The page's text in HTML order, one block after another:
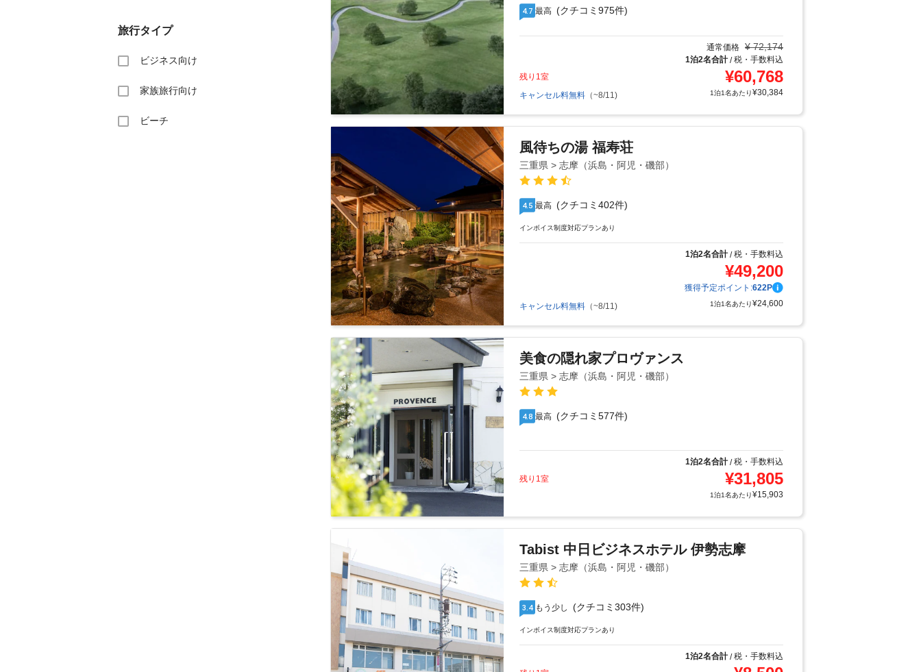
旅行タイプ
ビジネス向け
家族旅行向け
ビーチ
4.7 最高 (クチコミ975件)
通常価格 ¥ 72,174
1泊2名合計/税・手数料込
残り1室
¥60,768
キャンセル料無料 （~8/11) 1泊1名あたり¥30,384
風待ちの湯 福寿荘
三重県 > 志摩（浜島・阿児・磯部）
4.5 最高 (クチコミ402件)
インボイス制度対応プランあり
1泊2名合計/税・手数料込
¥49,200
獲得予定ポイント:622P
キャンセル料無料 （~8/11) 1泊1名あたり¥24,600
美食の隠れ家プロヴァンス
三重県 > 志摩（浜島・阿児・磯部）
4.8 最高 (クチコミ577件)
1泊2名合計/税・手数料込
残り1室
¥31,805
1泊1名あたり¥15,903
Tabist 中日ビジネスホテル 伊勢志摩
三重県 > 志摩（浜島・阿児・磯部）
3.4 もう少し (クチコミ303件)
インボイス制度対応プランあり
1泊2名合計/税・手数料込